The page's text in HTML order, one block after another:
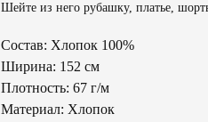
Шейте из него рубашку, платье,
Состав: Хлопок 100%
Ширина: 152 см
Плотность: 67 г/м
Материал: Хлопок